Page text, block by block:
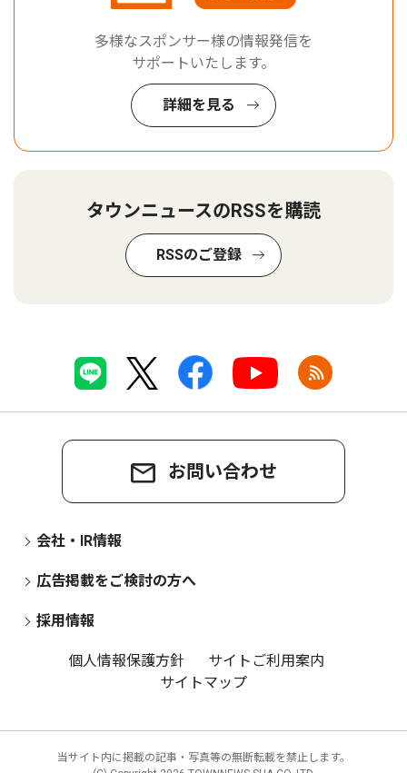
多様なスポンサー様の情報発信を
サポートいたします。
詳細を見る
タウンニュースのRSSを購読
RSSのご登録
お問い合わせ
会社・IR情報
広告掲載をご検討の方へ
採用情報
個人情報保護方針
サイトご利用案内
サイトマップ
当サイト内に掲載の記事・写真等の無断転載を禁止します。